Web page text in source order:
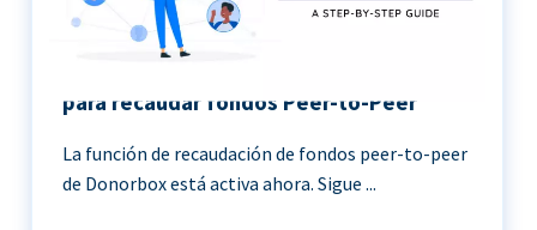
para recaudar fondos Peer-to-Peer
La función de recaudación de fondos peer-to-peer
de Donorbox está activa ahora. Sigue ...